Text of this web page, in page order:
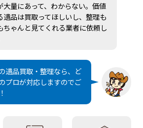
大量にあって、わからない。価値
遺品は買取ってほしいし、整理も
ちゃんと見てくれる業者に依頼し
遺品買取・整理なら、ど
プロが対応しますのでご